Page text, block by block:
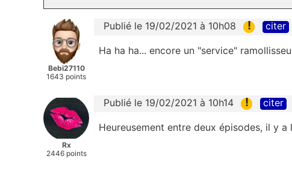
Bebi27110
1643 points
Publié le 19/02/2021 à 10h08 ! citer
Ha ha ha... encore un "service"
Rx
2446 points
Publié le 19/02/2021 à 10h14 ! citer
Heureusement entre deux épisodes, il y a